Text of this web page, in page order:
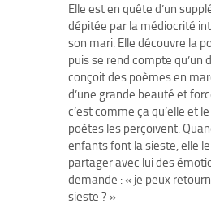
Elle est en quête d’un
dépitée par la médiocrité
son mari. Elle découvre la
puis se rend compte qu’un
conçoit des poèmes en
d’une grande beauté et
c’est comme ça qu’elle et
poètes les perçoivent.
enfants font la sieste, elle
partager avec lui des
demande : « je peux
sieste ? »